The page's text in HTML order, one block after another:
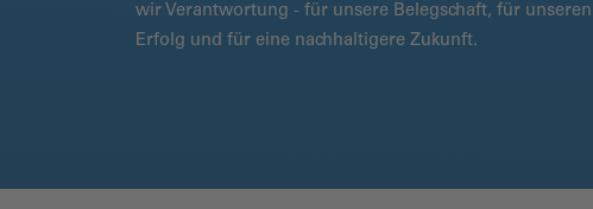
wir Verantwortung - für unsere Belegschaft, für
Erfolg und für eine nachhaltigere Zukunft.